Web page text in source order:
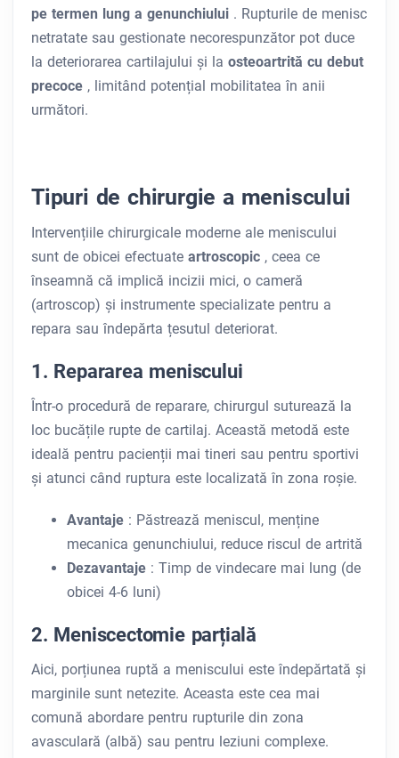
pe termen lung a genunchiului . Rupturile de menisc
netratate sau gestionate necorespunzător pot duce
la deteriorarea cartilajului și la osteoartrită cu debut
precoce , limitând potențial mobilitatea în anii
următori.
Tipuri de chirurgie a meniscului
Intervențiile chirurgicale moderne ale meniscului
sunt de obicei efectuate artroscopic , ceea ce
înseamnă că implică incizii mici, o cameră
(artroscop) și instrumente specializate pentru a
repara sau îndepărta țesutul deteriorat.
1. Repararea meniscului
Într-o procedură de reparare, chirurgul suturează la
loc bucățile rupte de cartilaj. Această metodă este
ideală pentru pacienții mai tineri sau pentru sportivi
și atunci când ruptura este localizată în zona roșie.
Avantaje : Păstrează meniscul, menține
mecanica genunchiului, reduce riscul de artrită
Dezavantaje : Timp de vindecare mai lung (de
obicei 4-6 luni)
2. Meniscectomie parțială
Aici, porțiunea ruptă a meniscului este îndepărtată și
marginile sunt netezite. Aceasta este cea mai
comună abordare pentru rupturile din zona
avasculară (albă) sau pentru leziuni complexe.